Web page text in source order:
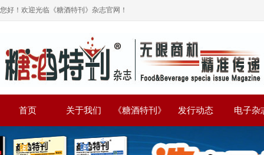
您好！欢迎光临《糖酒特刊》杂志官网！
首页 关于我们 《糖酒特刊》 发行动态 电子杂